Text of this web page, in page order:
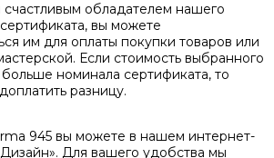
счастливым обладателем нашего
вы можете
им для оплаты покупки товаров или
Если стоимость выбранного
номинала сертификата, то
разницу.
945 вы можете в нашем интернет-
Для вашего удобства мы